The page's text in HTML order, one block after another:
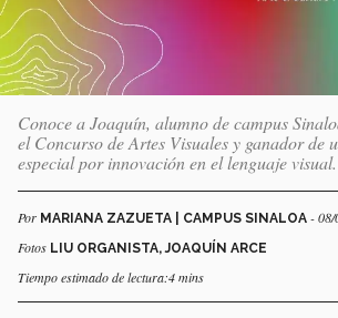
Conoce a Joaquín, alumno de campus
el Concurso de Artes Visuales y ganador de
especial por innovación en el lenguaje visual.
Por MARIANA ZAZUETA | CAMPUS SINALOA - 08/
Fotos LIU ORGANISTA, JOAQUÍN ARCE
Tiempo estimado de lectura:4 mins